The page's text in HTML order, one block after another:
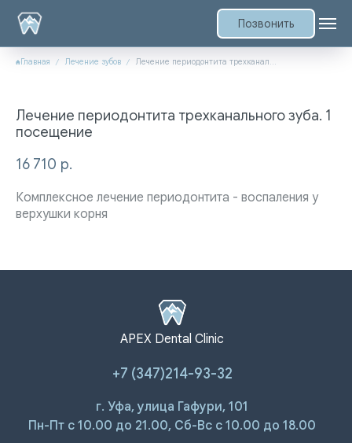
Позвонить
Главная Лечение зубов Лечение периодонтита трехканального зуба. 1 посещение
Лечение периодонтита трехканального зуба. 1
посещение
16 710 р.
Комплексное лечение периодонтита - воспаления у
верхушки корня
APEX Dental Clinic
+7 (347)214-93-32
г. Уфа, улица Гафури, 101
Пн-Пт с 10.00 до 21.00, Сб-Вс с 10.00 до 18.00
Ответы на
вопросы
УСЛУГИ
Лечение зубов
Удаление зубов